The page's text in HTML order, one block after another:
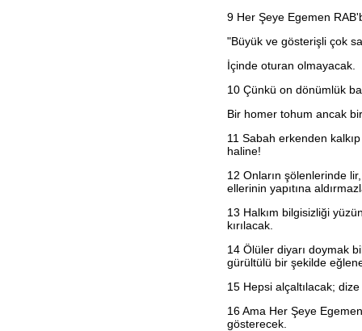
9 Her Şeye Egemen
"Büyük ve gösterişli çok
İçinde oturan olmayacak.
10 Çünkü on dönümlük
Bir homer tohum ancak
11 Sabah erkenden
haline!
12 Onların şölenlerinde
ellerinin yapıtına
13 Halkım bilgisizliği
kırılacak.
14 Ölüler diyarı doymak
gürültülü bir şekilde
15 Hepsi alçaltılacak;
16Ama Her Şeye
gösterecek.